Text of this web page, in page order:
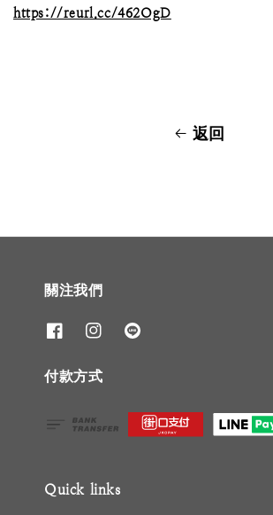
https://reurl.cc/462OgD
返回
關注我們
付款方式
Quick links